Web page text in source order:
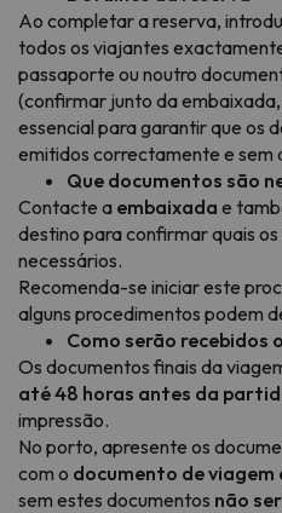
Ao completar a reserva,
todos os viajantes
passaporte ou noutro
(confirmar junto da
essencial para garantir que os
emitidos correctamente e sem
Que documentos são
Contacte a embaixada e
destino para confirmar quais
necessários.
Recomenda-se iniciar este
alguns procedimentos podem
Como serão recebidos
Os documentos finais da
até 48 horas antes da
impressão.
No porto, apresente os
com o documento de
sem estes documentos não